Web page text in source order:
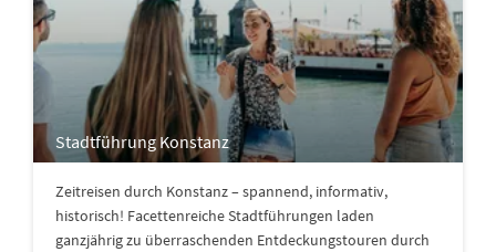
Stadtführung Konstanz
Zeitreisen durch Konstanz – spannend, informativ,
historisch! Facettenreiche Stadtführungen laden
ganzjährig zu überraschenden Entdeckungstouren durch